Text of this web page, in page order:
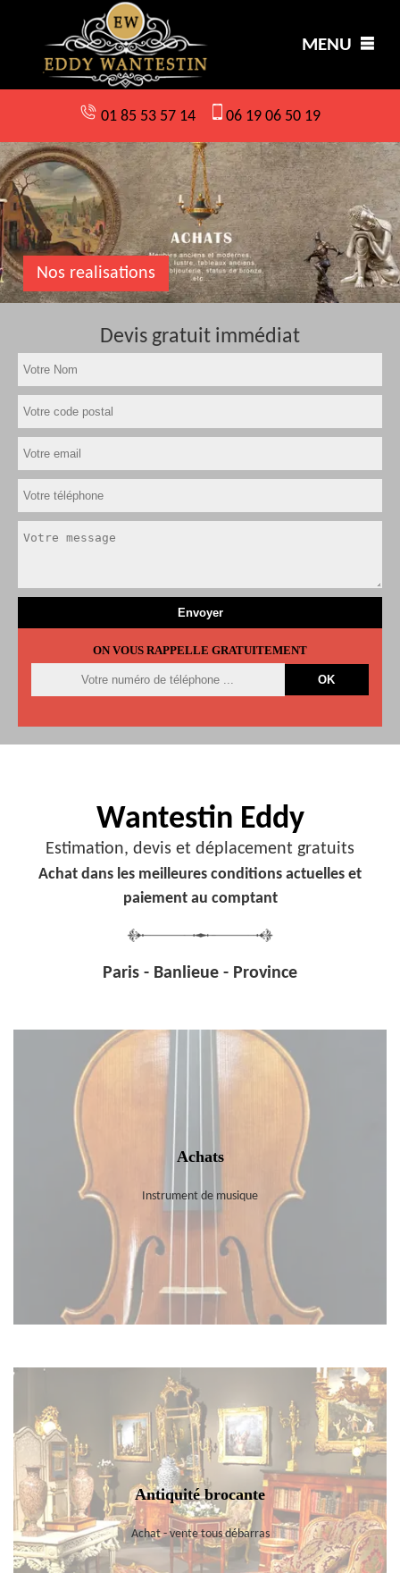
MENU
01 85 53 57 14 06 19 06 50 19
Nos realisations
Devis gratuit immédiat
ON VOUS RAPPELLE GRATUITEMENT
Wantestin Eddy
Estimation, devis et déplacement gratuits
Achat dans les meilleures conditions actuelles et
paiement au comptant
Paris - Banlieue - Province
Achats
Instrument de musique
Antiquité brocante
Achat - vente tous débarras